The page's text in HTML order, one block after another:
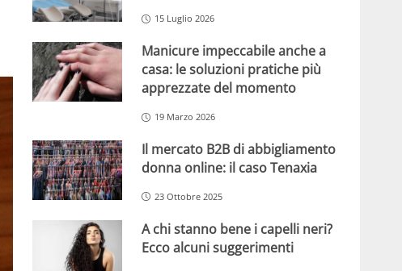
15 Luglio 2026
Manicure impeccabile anche a
casa: le soluzioni pratiche più
apprezzate del momento
19 Marzo 2026
Il mercato B2B di abbigliamento
donna online: il caso Tenaxia
23 Ottobre 2025
A chi stanno bene i capelli neri?
Ecco alcuni suggerimenti